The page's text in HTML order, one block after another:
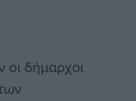
οι δήμαρχοι